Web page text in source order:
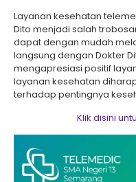
Layanan kesehatan
Dito menjadi salah
dapat dengan mudah
langsung dengan Dokter
mengapresiasi positif
layanan kesehatan
terhadap pentingnya
Klik disini